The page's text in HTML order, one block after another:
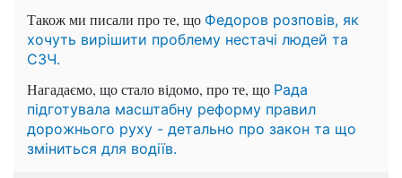
Також ми писали про те, що Федоров розповів, як
хочуть вирішити проблему нестачі людей та
СЗЧ.
Нагадаємо, що стало відомо, про те, що Рада
підготувала масштабну реформу правил
дорожнього руху - детально про закон та що
зміниться для водіїв.